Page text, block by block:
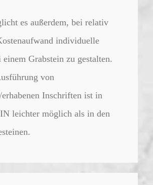
es außerdem, bei relativ
individuelle
einem Grabstein zu gestalten.
von
Inschriften ist in
leichter möglich als in den